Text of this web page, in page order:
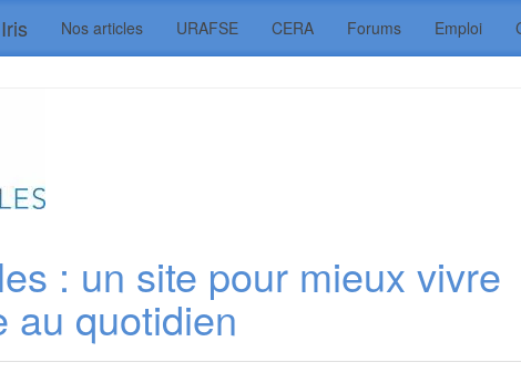
Nos articles URAFSE CERA Forums Emploi
: un site pour mieux vivre
au quotidien